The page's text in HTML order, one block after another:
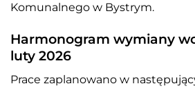
Komunalnego w Bystrym.
Harmonogram wymiany
luty 2026
Prace zaplanowano w